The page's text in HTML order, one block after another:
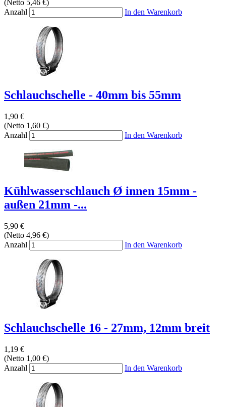
(Netto 5,46 €)
Anzahl
In den Warenkorb
Schlauchschelle - 40mm bis 55mm
1,90 €
(Netto 1,60 €)
Anzahl
In den Warenkorb
Kühlwasserschlauch Ø innen 15mm -
außen 21mm -...
5,90 €
(Netto 4,96 €)
Anzahl
In den Warenkorb
Schlauchschelle 16 - 27mm, 12mm breit
1,19 €
(Netto 1,00 €)
Anzahl
In den Warenkorb